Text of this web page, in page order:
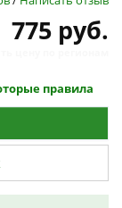
775 руб.
правила